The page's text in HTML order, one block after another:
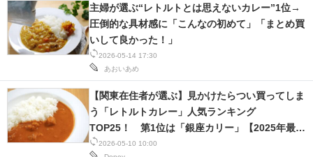
2026-05-14 17:30
あおいあめ
主婦が選ぶ“レトルトとは思えないカレー”1位→
圧倒的な具材感に「こんなの初めて」「まとめ買
いして良かった！」
2026-05-10 10:00
【関東在住者が選ぶ】見かけたらつい買ってしま
う「レトルトカレー」人気ランキング
TOP25！ 第1位は「銀座カリー」【2025年最新
調査結果】